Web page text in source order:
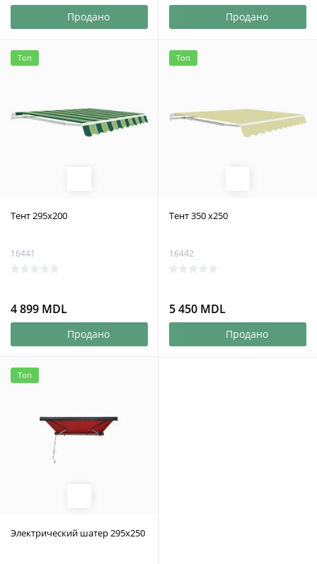
Продано Продано
Топ
Тент 295x200
16441
4 899 MDL
Продано
Топ
Тент 350 x250
16442
5 450 MDL
Продано
Топ
Электрический шатер 295x250